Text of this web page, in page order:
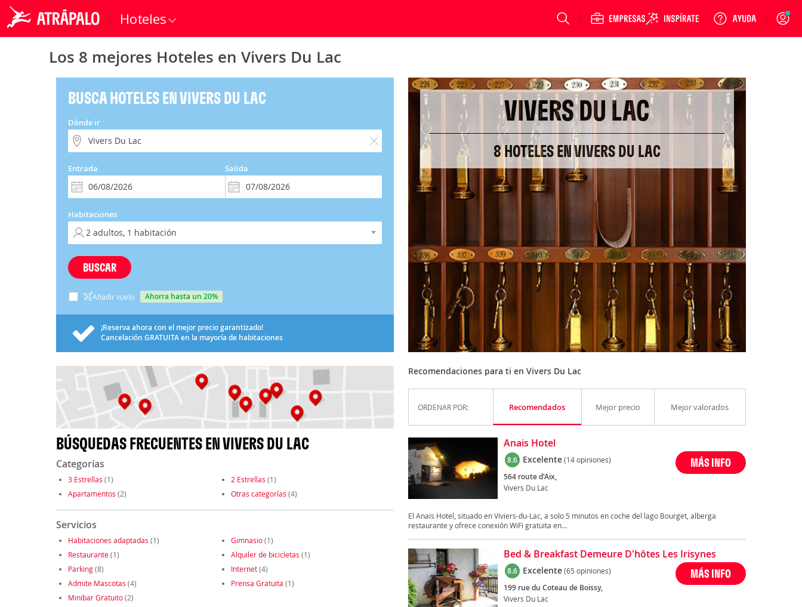
Hoteles Login
Los 8 mejores Hoteles en Vivers Du Lac
BUSCA HOTELES EN VIVERS DU LAC
Dónde ir
Entrada Salida
Habitaciones
BUSCAR
Añadir vuelo ahorra hasta un 20%
¡Reserva ahora con el mejor precio garantizado!
Cancelación GRATUITAen la mayoría de habitaciones
BÚSQUEDAS FRECUENTES EN VIVERS DU LAC
Categorías
3 Estrellas (1) 2 Estrellas (1)
Apartamentos (2) Otras categorías (4)
Servicios
Habitaciones adaptadas (1) Gimnasio(1)
Restaurante(1) Alquiler de bicicletas (1)
Parking(8) Internet(4)
Admite Mascotas (4) Prensa Gratuita (1)
Minibar Gratuito(2)
VIVERS DU LAC
8 HOTELES EN VIVERS DU LAC
Recomendaciones para ti en Vivers Du Lac
ORDENAR POR: Recomendados Mejor precio Mejor valorados
Anais Hotel
8.6 Excelente(14 opiniones)
564 route d'Aix,
Vivers Du Lac
MÁS INFO
El Anais Hotel, situado en Viviers-du-Lac, a solo 5 minutos en coche del lago Bourget, alberga
restaurante y ofrece conexión WiFi gratuita en...
Bed & Breakfast Demeure D'hôtes Les Irisynes
8.6 Excelente(65 opiniones)
199 rue du Coteau de Boissy,
Vivers Du Lac
MÁS INFO